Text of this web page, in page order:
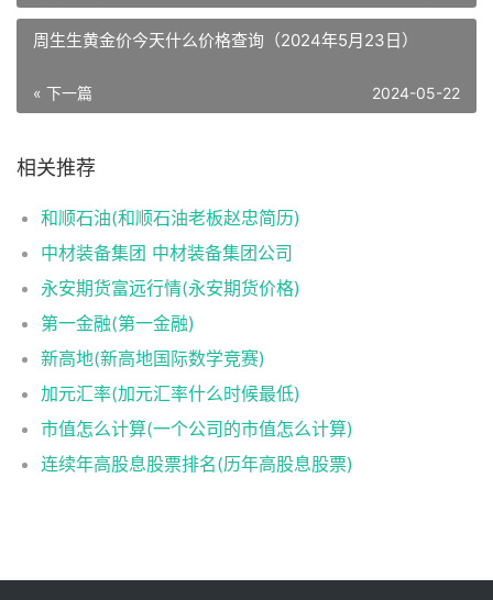
周生生黄金价今天什么价格查询（2024年5月23日）
« 下一篇 2024-05-22
相关推荐
和顺石油(和顺石油老板赵忠简历)
中材装备集团 中材装备集团公司
永安期货富远行情(永安期货价格)
第一金融(第一金融)
新高地(新高地国际数学竞赛)
加元汇率(加元汇率什么时候最低)
市值怎么计算(一个公司的市值怎么计算)
连续年高股息股票排名(历年高股息股票)